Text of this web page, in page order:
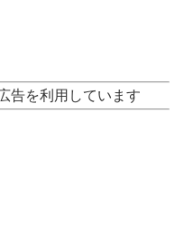
告を利用しています